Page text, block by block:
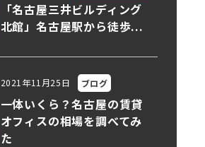
「名古屋三井ビルディング
北館」名古屋駅から徒歩...
2021年11月25日 ブログ
一体いくら？名古屋の賃貸
オフィスの相場を調べてみ
た